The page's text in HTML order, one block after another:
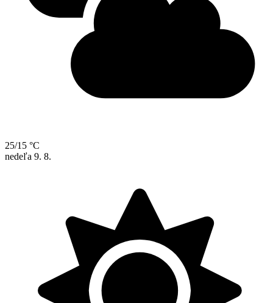
25/15 °C
nedeľa 9. 8.